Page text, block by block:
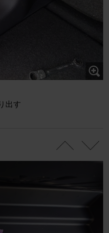
出す